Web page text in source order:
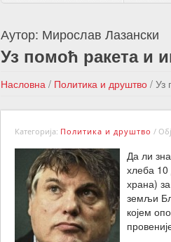
Аутор: Мирослав Лазански
Уз помоћ ракета и
Насловна / Политика и друштво / Уз
Категорија: Политика и друштво /
Да ли
хлеба
храна)
земљи
којем